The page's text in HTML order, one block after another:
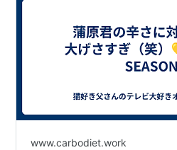
www.carbodiet.work